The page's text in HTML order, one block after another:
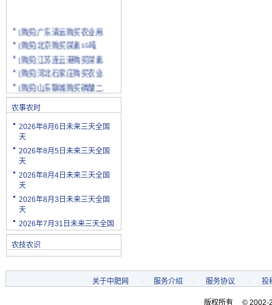
[购买]广东清远购买农业用.
[购买]北京购买尿素15吨
[购买]江苏连云港购买尿素.
[购买]河北石家庄购买农业.
[购买]山东聊城购买磷酸二.
[购买]陕西渭南购买小麦配.
[购买]云南玉溪购买尿素10.
[购买]山东潍坊购买复合肥.
[购买]河南安阳购买二铵20.
[购买]四川绵阳购买尿素2.
[购买]内蒙古购买复合肥10.
[购买]天津购买大颗粒尿素.
[购买]河南新乡购买冲施肥.
[购买]山东济宁购买尿素10.
[代理]陕西渭南代理小麦配.
[购买]新疆克孜勒苏柯尔克.
[购买]河北石家庄购买硫酸.
农事农时
2026年8月6日未来三天全国
天
2026年8月5日未来三天全国
天
2026年8月4日未来三天全国
天
2026年8月3日未来三天全国
天
2026年7月31日未来三天全国
农技农识
关于中肥网 - 服务介绍 - 服务协议 - 投
版权所有 © 2002-